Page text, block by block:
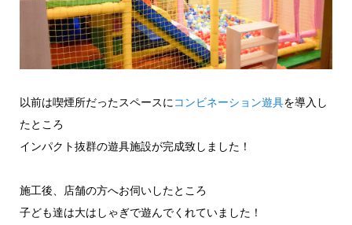
以前は喫煙所だったスペースに コンビネーション遊具を導入し
たところ
インパクト抜群の遊具施設が完成致しました！
施工後、店舗の方へお伺いしたところ
子ども達は大はしゃぎで遊んでくれていました！